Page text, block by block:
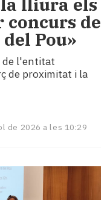
lliura els
de
Pou»
de l'entitat
de proximitat i la
de 2026 a les 10:29